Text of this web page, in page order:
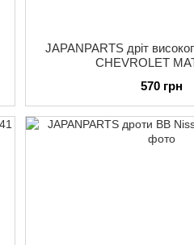
JAPANPARTS дріт
CHEVROLET
570 грн